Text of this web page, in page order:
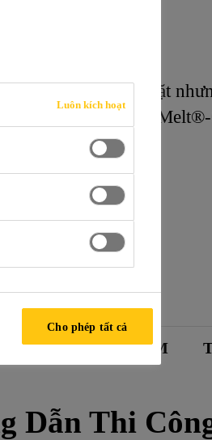
nhiều loại bề mặt
các yêu cầu được
TIẾT SẢN PHẨM
Dẫn Thi
Luôn kích hoạt
Cho phép tất cả